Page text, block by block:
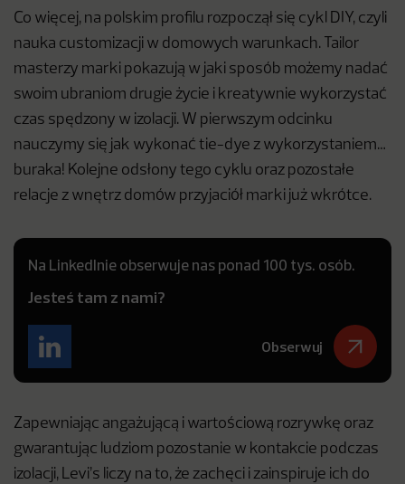
Co więcej, na polskim profilu rozpoczął się cykl DIY, czyli
nauka customizacji w domowych warunkach. Tailor
masterzy marki pokazują w jaki sposób możemy nadać
swoim ubraniom drugie życie i kreatywnie wykorzystać
czas spędzony w izolacji. W pierwszym odcinku
nauczymy się jak wykonać tie-dye z wykorzystaniem…
buraka! Kolejne odsłony tego cyklu oraz pozostałe
relacje z wnętrz domów przyjaciół marki już wkrótce.
Na LinkedInie obserwuje nas ponad 100 tys. osób.
Jesteś tam z nami?
Obserwuj
Zapewniając angażującą i wartościową rozrywkę oraz
gwarantując ludziom pozostanie w kontakcie podczas
izolacji, Levi’s liczy na to, że zachęci i zainspiruje ich do